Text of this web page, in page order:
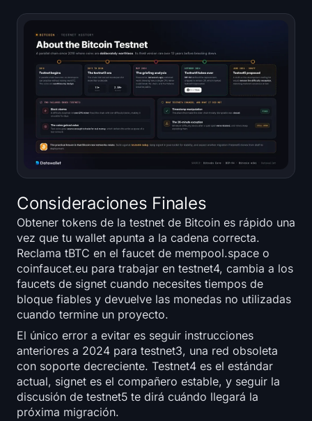
Consideraciones Finales
Obtener tokens de la testnet de Bitcoin es rápido una
vez que tu wallet apunta a la cadena correcta.
Reclama tBTC en el faucet de mempool.space o
coinfaucet.eu para trabajar en testnet4, cambia a los
faucets de signet cuando necesites tiempos de
bloque fiables y devuelve las monedas no utilizadas
cuando termine un proyecto.
El único error a evitar es seguir instrucciones
anteriores a 2024 para testnet3, una red obsoleta
con soporte decreciente. Testnet4 es el estándar
actual, signet es el compañero estable, y seguir la
discusión de testnet5 te dirá cuándo llegará la
próxima migración.